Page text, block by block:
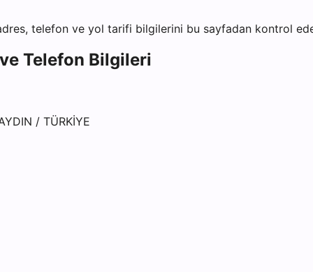
telefon ve yol tarifi bilgilerini bu sayfadan kontrol
Telefon Bilgileri
/ TÜRKİYE